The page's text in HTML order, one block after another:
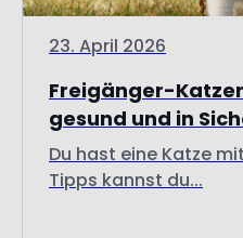
23. April 2026
Freigänger-
gesund und in
Du hast eine Katze
Tipps kannst du...